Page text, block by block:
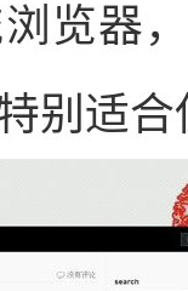
览器
别适